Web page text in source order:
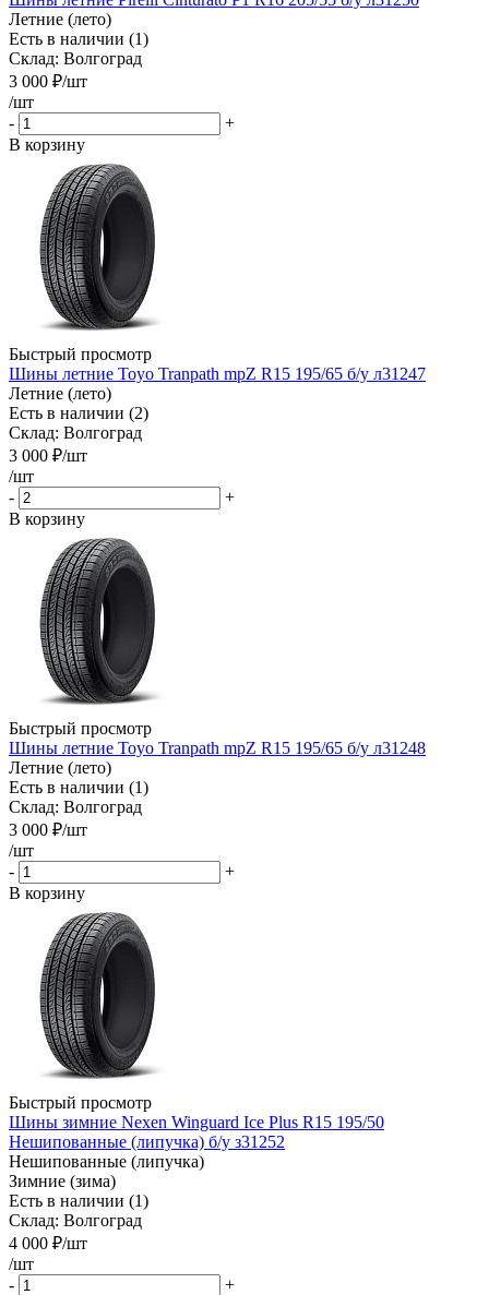
Летние (лето)
Есть в наличии (1)
Склад: Волгоград
3 000 ₽/шт
/шт
-
+
В корзину
Быстрый просмотр
Шины летние Toyo Tranpath mpZ R15 195/65 б/у л31247
Летние (лето)
Есть в наличии (2)
Склад: Волгоград
3 000 ₽/шт
/шт
-
+
В корзину
Быстрый просмотр
Шины летние Toyo Tranpath mpZ R15 195/65 б/у л31248
Летние (лето)
Есть в наличии (1)
Склад: Волгоград
3 000 ₽/шт
/шт
-
+
В корзину
Быстрый просмотр
Шины зимние Nexen Winguard Ice Plus R15 195/50
Нешипованные (липучка) б/у з31252
Нешипованные (липучка)
Зимние (зима)
Есть в наличии (1)
Склад: Волгоград
4 000 ₽/шт
/шт
-
+